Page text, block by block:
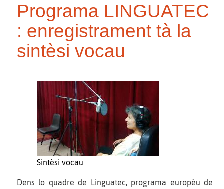
Programa LINGUATEC
: enregistrament tà la
sintèsi vocau
Sintèsi vocau
Dens lo quadre de Linguatec, programa europèu de